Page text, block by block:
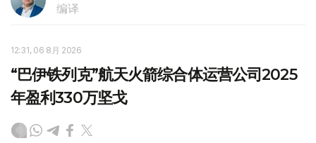
编译
12:31, 06 8月 2026
“巴伊铁列克”航天火箭综合体运营公司2025
年盈利330万坚戈